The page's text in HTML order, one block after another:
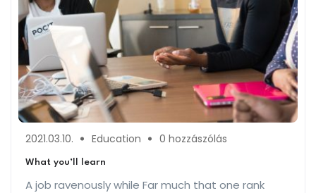
2021.03.10. Education 0 hozzászólás
What you’ll learn
A job ravenously while Far much that one rank